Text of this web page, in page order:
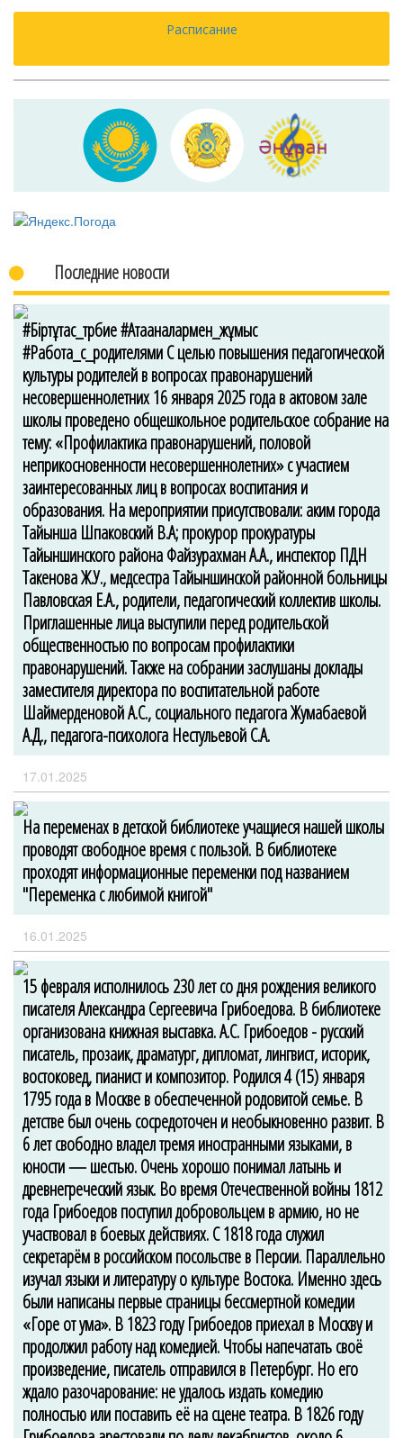
Расписание
Последние новости
#Біртұтас_тәрбие #Атааналармен_жұмыс
#Работа_с_родителями С целью повышения педагогической
культуры родителей в вопросах правонарушений
несовершеннолетних 16 января 2025 года в актовом зале
школы проведено общешкольное родительское собрание на
тему: «Профилактика правонарушений, половой
неприкосновенности несовершеннолетних» с участием
заинтересованных лиц в вопросах воспитания и
образования. На мероприятии присутствовали: аким города
Тайынша Шпаковский В.А; прокурор прокуратуры
Тайыншинского района Файзурахман А.А., инспектор ПДН
Такенова Ж.У., медсестра Тайыншинской районной больницы
Павловская Е.А., родители, педагогический коллектив школы.
Приглашенные лица выступили перед родительской
общественностью по вопросам профилактики
правонарушений. Также на собрании заслушаны доклады
заместителя директора по воспитательной работе
Шаймерденовой А.С., социального педагога Жумабаевой
А.Д., педагога-психолога Нестульевой С.А.
17.01.2025
На переменах в детской библиотеке учащиеся нашей школы
проводят свободное время с пользой. В библиотеке
проходят информационные переменки под названием
"Переменка с любимой книгой"
16.01.2025
15 февраля исполнилось 230 лет со дня рождения великого
писателя Александра Сергеевича Грибоедова. В библиотеке
организована книжная выставка. А.С. Грибоедов - русский
писатель, прозаик, драматург, дипломат, лингвист, историк,
востоковед, пианист и композитор. Родился 4 (15) января
1795 года в Москве в обеспеченной родовитой семье. В
детстве был очень сосредоточен и необыкновенно развит. В
6 лет свободно владел тремя иностранными языками, в
юности — шестью. Очень хорошо понимал латынь и
древнегреческий язык. Во время Отечественной войны 1812
года Грибоедов поступил добровольцем в армию, но не
участвовал в боевых действиях. С 1818 года служил
секретарём в российском посольстве в Персии. Параллельно
изучал языки и литературу о культуре Востока. Именно здесь
были написаны первые страницы бессмертной комедии
«Горе от ума». В 1823 году Грибоедов приехал в Москву и
продолжил работу над комедией. Чтобы напечатать своё
произведение, писатель отправился в Петербург. Но его
ждало разочарование: не удалось издать комедию
полностью или поставить её на сцене театра. В 1826 году